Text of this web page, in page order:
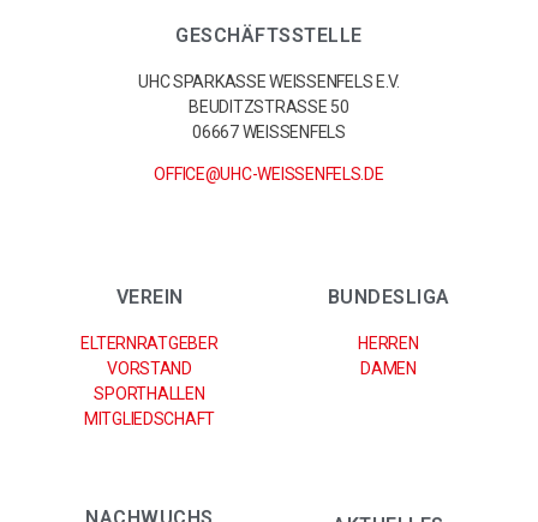
GESCHÄFTSSTELLE
UHC SPARKASSE WEISSENFELS E.V.
BEUDITZSTRASSE 50
06667 WEISSENFELS
OFFICE@UHC-WEISSENFELS.DE
VEREIN
ELTERNRATGEBER
VORSTAND
SPORTHALLEN
MITGLIEDSCHAFT
BUNDESLIGA
HERREN
DAMEN